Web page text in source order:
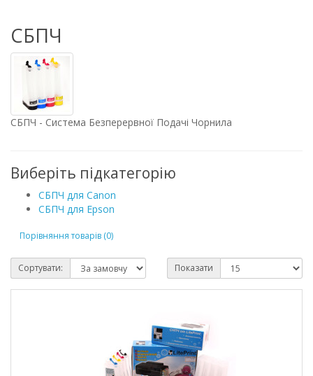
СБПЧ
СБПЧ - Система Безперервної Подачі Чорнила
Виберіть підкатегорію
СБПЧ для Canon
СБПЧ для Epson
Порівняння товарів (0)
Сортувати: Показати